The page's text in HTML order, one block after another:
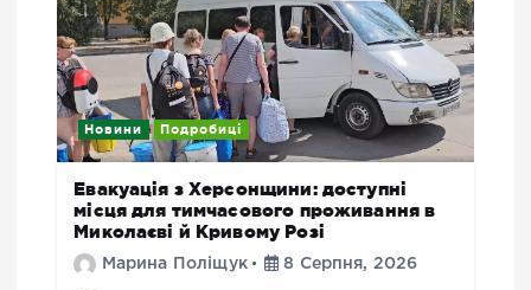
Новини Подробиці
Евакуація з Херсонщини: доступні
місця для тимчасового проживання в
Миколаєві й Кривому Розі
Марина Поліщук 8 Серпня, 2026